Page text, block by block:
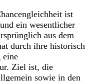
ist
ein wesentlicher
aus dem
durch ihre historisch
eine
Ziel ist, die
sowie in den